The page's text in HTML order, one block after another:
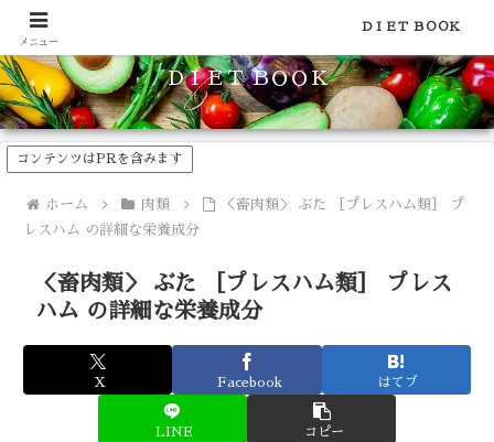
食品のカロリーや糖質などの栄養素がわかる！健康やダイエットに
ＤＩＥＴ ＢＯＯＫ
コンテンツはPRを含みます
ホーム 肉類
＜畜肉類＞ ぶた ［プレスハム類］ プ
レスハム の詳細な栄養成分
＜畜肉類＞ ぶた ［プレスハム類］ プレス
ハム の詳細な栄養成分
X Facebook はてブ
LINE コピー
メニュー
ＤＩＥＴ ＢＯＯＫ